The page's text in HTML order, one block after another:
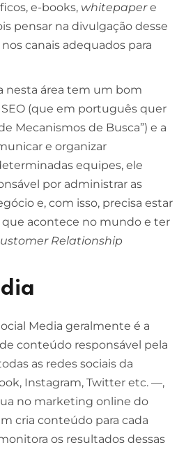
e-books, whitepapere
pensar na divulgação desse
canais adequados para
nesta área tem um bom
(que em português quer
Mecanismos de Busca”) e a
e organizar
equipes, ele
por administrar as
e, com isso, precisa estar
que acontece no mundo e ter
Relationship
Media geralmente é a
conteúdo responsável pela
as redes sociais da
Instagram, Twitter etc. —,
no marketing online do
cria conteúdo para cada
os resultados dessas